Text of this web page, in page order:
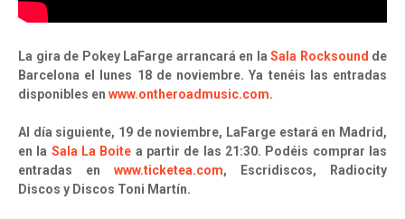
La gira de Pokey LaFarge arrancará en la Sala Rocksound de
Barcelona el lunes 18 de noviembre. Ya tenéis las entradas
disponibles en www.ontheroadmusic.com.
Al día siguiente, 19 de noviembre, LaFarge estará en Madrid,
en la Sala La Boite a partir de las 21:30. Podéis comprar las
entradas en www.ticketea.com, Escridiscos, Radiocity
Discos y Discos Toni Martín.